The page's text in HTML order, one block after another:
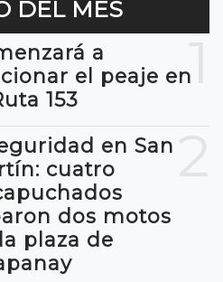
DEL MES
1
a
el peaje en
153
en San
cuatro
dos motos
plaza de